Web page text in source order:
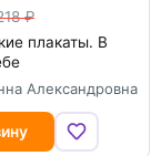
плакаты. В
Александровна